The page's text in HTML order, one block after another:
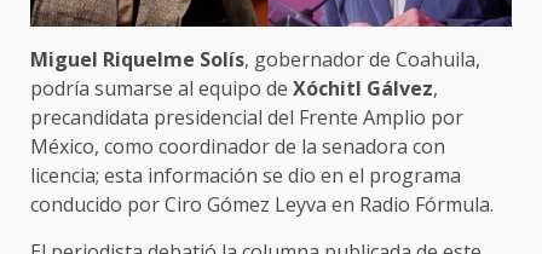
Miguel Riquelme Solís, gobernador de Coahuila,
podría sumarse al equipo de Xóchitl Gálvez,
precandidata presidencial del Frente Amplio por
México, como coordinador de la senadora con
licencia; esta información se dio en el programa
conducido por Ciro Gómez Leyva en Radio Fórmula.